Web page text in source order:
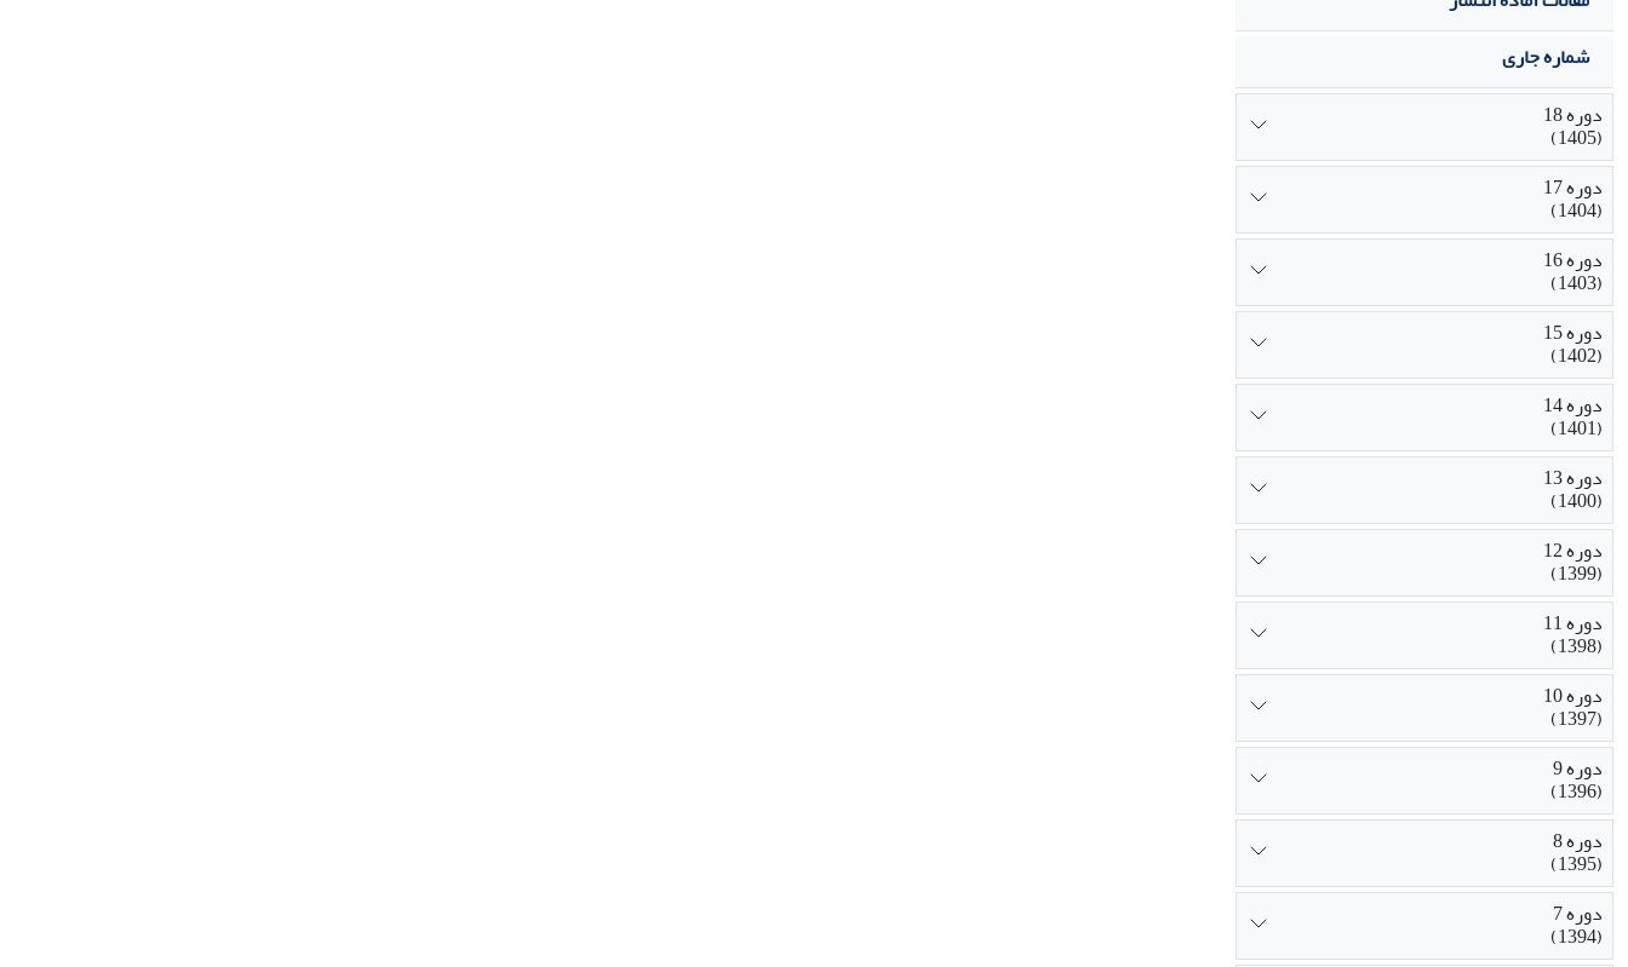
شماره جاری
دوره 18
(1405)
دوره 17
(1404)
دوره 16
(1403)
دوره 15
(1402)
دوره 14
(1401)
دوره 13
(1400)
دوره 12
(1399)
دوره 11
(1398)
دوره 10
(1397)
دوره 9
(1396)
دوره 8
(1395)
دوره 7
(1394)